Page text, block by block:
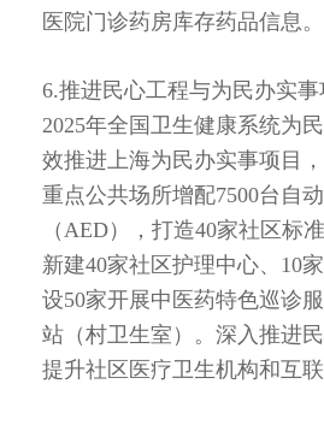
医院门诊药房库存药品信息。
6.推进民心工程与为民办实
2025年全国卫生健康系统为
效推进上海为民办实事项目
重点公共场所增配7500台自
（AED），打造40家社区标
新建40家社区护理中心、10
设50家开展中医药特色巡诊
站（村卫生室）。深入推进
提升社区医疗卫生机构和互